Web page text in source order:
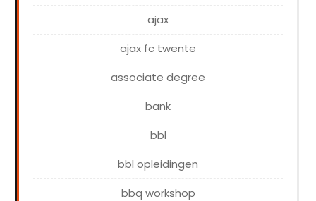
ajax
ajax fc twente
associate degree
bank
bbl
bbl opleidingen
bbq workshop